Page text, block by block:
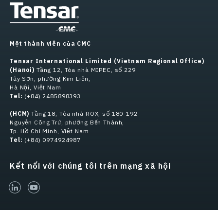
Một thành viên của CMC
Tensar International Limited (Vietnam Regional Office)
(Hanoi) Tầng 12, Tòa nhà MIPEC, số 229
Tây Sơn, phường Kim Liên,
Hà Nội, Việt Nam
Tel: (+84) 2485898393
(HCM) Tầng 18, Tòa nhà ROX, số 180-192
Nguyễn Công Trứ, phường Bến Thành,
Tp. Hồ Chí Minh, Việt Nam
Tel: (+84) 0974924987
Kết nối với chúng tôi trên mạng xã hội
linked-inyoutube